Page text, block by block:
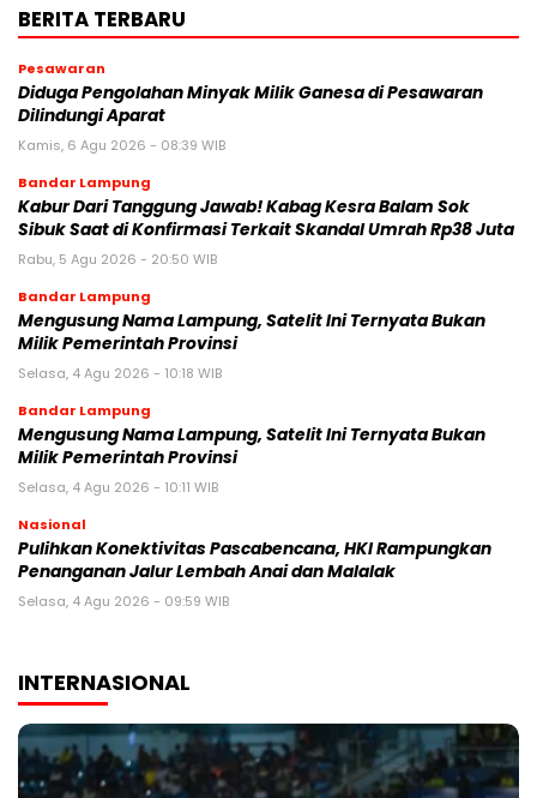
BERITA TERBARU
Pesawaran
Diduga Pengolahan Minyak Milik Ganesa di Pesawaran
Dilindungi Aparat
Kamis, 6 Agu 2026 - 08:39 WIB
Bandar Lampung
Kabur Dari Tanggung Jawab! Kabag Kesra Balam Sok
Sibuk Saat di Konfirmasi Terkait Skandal Umrah Rp38 Juta
Rabu, 5 Agu 2026 - 20:50 WIB
Bandar Lampung
Mengusung Nama Lampung, Satelit Ini Ternyata Bukan
Milik Pemerintah Provinsi
Selasa, 4 Agu 2026 - 10:18 WIB
Bandar Lampung
Mengusung Nama Lampung, Satelit Ini Ternyata Bukan
Milik Pemerintah Provinsi
Selasa, 4 Agu 2026 - 10:11 WIB
Nasional
Pulihkan Konektivitas Pascabencana, HKI Rampungkan
Penanganan Jalur Lembah Anai dan Malalak
Selasa, 4 Agu 2026 - 09:59 WIB
INTERNASIONAL